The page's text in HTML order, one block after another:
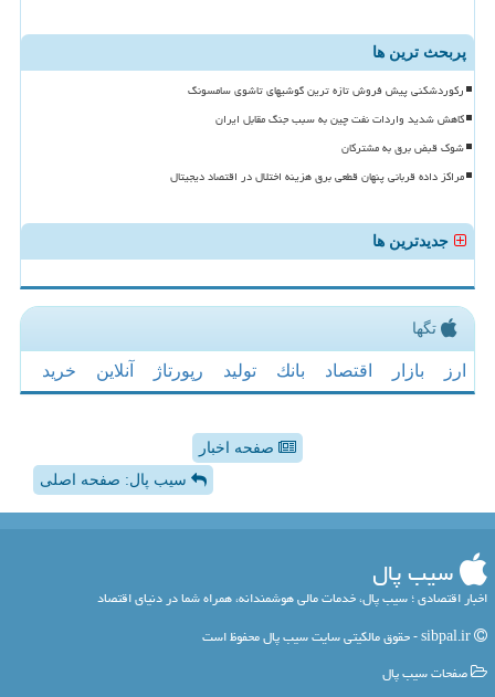
پربحث ترین ها
رکوردشکنی پیش فروش تازه ترین گوشیهای تاشوی سامسونگ
کاهش شدید واردات نفت چین به سبب جنگ مقابل ایران
شوک قبض برق به مشترکان
مراکز داده قربانی پنهان قطعی برق هزینه اختلال در اقتصاد دیجیتال
جدیدترین ها
تگها
ارز بازار اقتصاد بانك تولید رپورتاژ آنلاین خرید
صفحه اخبار
سیب پال: صفحه اصلی
سیب پال
اخبار اقتصادی ؛ سیب پال، خدمات مالی هوشمندانه، همراه شما در دنیای اقتصاد
صفحات سیب پال